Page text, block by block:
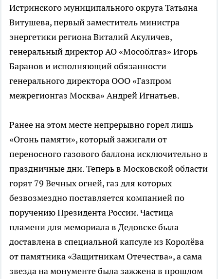
Истринского муниципального округа Татьяна
Витушева, первый заместитель министра
энергетики региона Виталий Акуличев,
генеральный директор АО «Мособлгаз» Игорь
Баранов и исполняющий обязанности
генерального директора ООО «Газпром
межрегионгаз Москва» Андрей Игнатьев.
Ранее на этом месте непрерывно горел лишь
«Огонь памяти», который зажигали от
переносного газового баллона исключительно в
праздничные дни. Теперь в Московской области
горят 79 Вечных огней, газ для которых
безвозмездно поставляется компанией по
поручению Президента России. Частица
пламени для мемориала в Дедовске была
доставлена в специальной капсуле из Королёва
от памятника «Защитникам Отечества», а сама
звезда на монументе была зажжена в прошлом